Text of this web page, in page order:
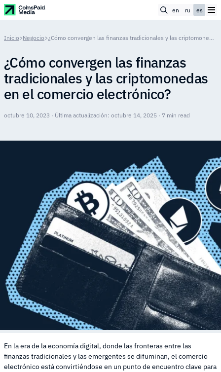
en ru es
Inicio>Negocio> ¿Cómo convergen las finanzas tradicionales y las criptomonedas en el comercio electrónico?
¿Cómo convergen las finanzas
tradicionales y las criptomonedas
en el comercio electrónico?
octubre 10, 2023 · Última actualización: octubre 14, 2025 · 7 min read
En la era de la economía digital, donde las fronteras entre las
finanzas tradicionales y las emergentes se difuminan, el comercio
electrónico está convirtiéndose en un punto de encuentro clave para